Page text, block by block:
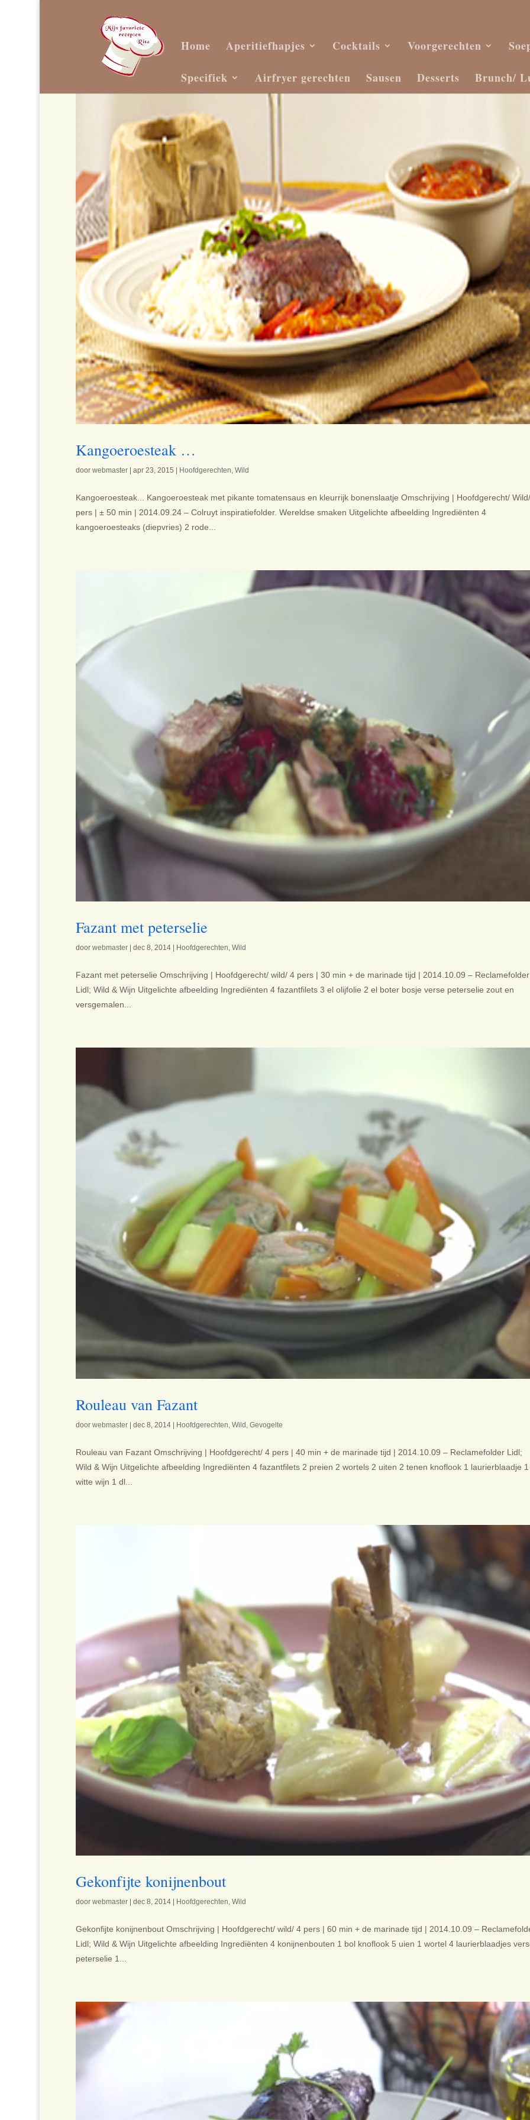
Home Aperitiefhapjes Cocktails Voorgerechten
Specifiek Airfryer gerechten Sausen Desserts Brunch/
Kangoeroesteak …
door webmaster| apr 23, 2015 | Hoofdgerechten, Wild
Kangoeroesteak... Kangoeroesteak met pikante tomatensaus en kleurrijk bonenslaatje Omschrijving | Hoofdgerecht/
pers | ± 50 min | 2014.09.24 – Colruyt inspiratiefolder. Wereldse smaken Uitgelichte afbeelding Ingrediënten 4
kangoeroesteaks (diepvries) 2 rode...
Fazant met peterselie
door webmaster| dec 8, 2014| Hoofdgerechten Wild
Fazant met peterselie Omschrijving | Hoofdgerecht/ wild/ 4 pers | 30 min + de marinade tijd | 2014.10.09 – Reclamefolder
Lidl; Wild & Wijn Uitgelichte afbeelding Ingrediënten 4 fazantfilets 3 el olijfolie 2 el boter bosje verse peterselie zout en
versgemalen...
Rouleau van Fazant
door webmaster| dec 8, 2014| Hoofdgerechten Wild Gevogelte
Rouleau van Fazant Omschrijving | Hoofdgerecht/ 4 pers | 40 min + de marinade tijd | 2014.10.09 – Reclamefolder Lidl;
Wild & Wijn Uitgelichte afbeelding Ingrediënten 4 fazantfilets 2 preien 2 wortels 2 uiten 2 tenen knoflook 1 laurierblaadje
witte wijn 1 dl...
Gekonfijte konijnenbout
door webmaster| dec 8, 2014| Hoofdgerechten, Wild
Gekonfijte konijnenbout Omschrijving | Hoofdgerecht/ wild/ 4 pers | 60 min + de marinade tijd | 2014.10.09 –
Lidl; Wild & Wijn Uitgelichte afbeelding Ingrediënten 4 konijnenbouten 1 bol knoflook 5 uien 1 wortel 4 laurierblaadjes
peterselie 1...